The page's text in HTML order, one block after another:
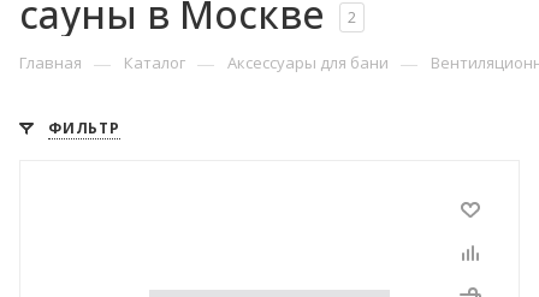
сауны в Москве
2
Главная — Каталог — Аксессуары для бани —
ФИЛЬТР